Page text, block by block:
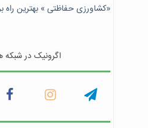
«کشاورزی حفاظتی » بهترین راه
اگرونیک در شبکه